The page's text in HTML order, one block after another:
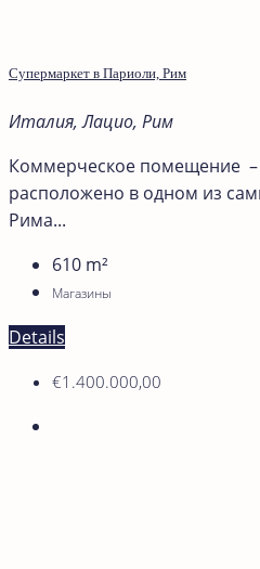
Супермаркет в Париоли, Рим
Италия, Лацио, Рим
Коммерческое помещение –
расположено в одном из
Рима...
610 m²
Магазины
Details
€1.400.000,00